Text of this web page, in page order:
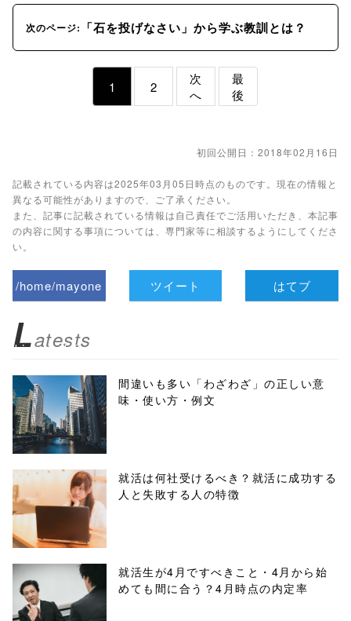
次のページ: 「石を投げなさい」から学ぶ教訓とは？
1 2
次
へ
最
後
初回公開日：2018年02月16日
記載されている内容は2025年03月05日時点のものです。現在の情報と
異なる可能性がありますので、ご了承ください。
また、記事に記載されている情報は自己責任でご活用いただき、本記事
の内容に関する事項については、専門家等に相談するようにしてくださ
い。
/home/mayone
biz.jp/public_ht
ml/wp-
content/themes
/tapbiz_theme/
parts/sns-
buttons.php on
line10
/1038431"
onclick="windo
ツイート はてブ
Latests
間違いも多い「わざわざ」の正しい意
味・使い方・例文
就活は何社受けるべき？就活に成功する
人と失敗する人の特徴
就活生が4月ですべきこと・4月から始
めても間に合う？4月時点の内定率